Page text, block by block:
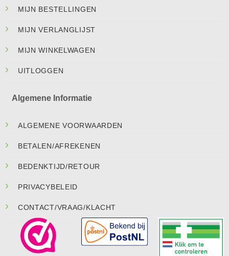
MIJN BESTELLINGEN
MIJN VERLANGLIJST
MIJN WINKELWAGEN
UITLOGGEN
Algemene Informatie
ALGEMENE VOORWAARDEN
BETALEN/AFREKENEN
BEDENKTIJD/RETOUR
PRIVACYBELEID
CONTACT/VRAAG/KLACHT